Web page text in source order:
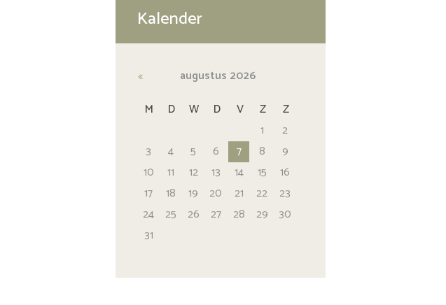
Kalender
augustus 2026
M
D W D V Z
Z
1
2
3
4 5 6 7 8
9
10
11 12 13 14 15
16
17
18 19 20 21 22
23
24
25 26 27 28 29
30
31